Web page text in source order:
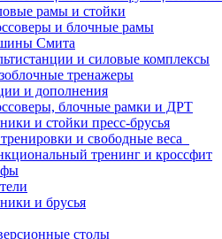
рамы и стойки
и блочные рамы
Смита
и силовые комплексы
тренажеры
и дополнения
блочные рамки и ДРТ
и стойки пресс-брусья
и свободные веса
тренинг и кроссфит
и брусья
столы